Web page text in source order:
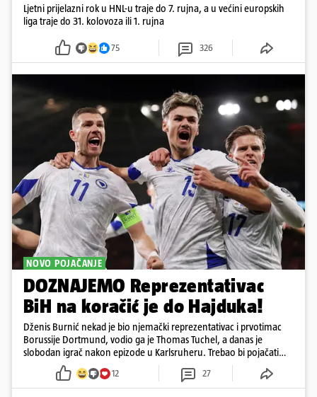
Ljetni prijelazni rok u HNL-u traje do 7. rujna, a u većini europskih
liga traje do 31. kolovoza ili 1. rujna
75 326
NOVO POJAČANJE
DOZNAJEMO Reprezentativac
BiH na koračić je do Hajduka!
Dženis Burnić nekad je bio njemački reprezentativac i prvotimac
Borussije Dortmund, vodio ga je Thomas Tuchel, a danas je
slobodan igrač nakon epizode u Karlsruheru. Trebao bi pojačati
konkurenciju u veznom redu
12 27